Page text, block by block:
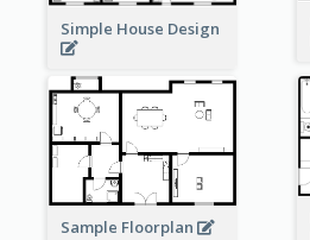
Simple House Design
Sample Floorplan